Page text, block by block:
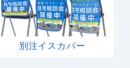
別注イスカバー